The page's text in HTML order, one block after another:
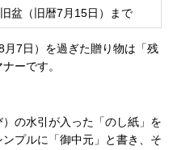
旧盆（旧暦7月15日）まで
7日）を過ぎた贈り物は「残
ーです。
の水引が入った「のし紙」を
プルに「御中元」と書き、そ